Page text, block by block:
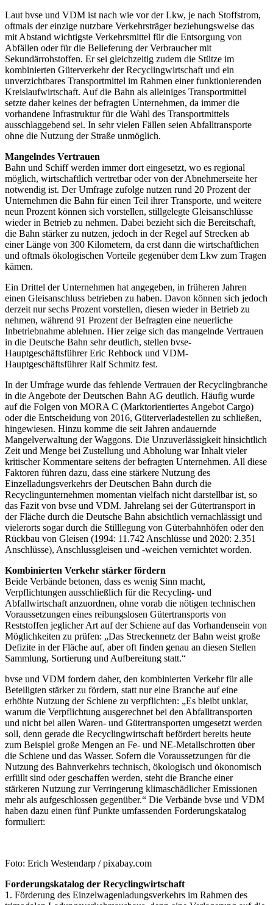
Laut bvse und VDM ist nach wie vor der Lkw, je nach Stoffstrom,
oftmals der einzige nutzbare Verkehrsträger beziehungsweise das
mit Abstand wichtigste Verkehrsmittel für die Entsorgung von
Abfällen oder für die Belieferung der Verbraucher mit
Sekundärrohstoffen. Er sei gleichzeitig zudem die Stütze im
kombinierten Güterverkehr der Recyclingwirtschaft und ein
unverzichtbares Transportmittel im Rahmen einer funktionierenden
Kreislaufwirtschaft. Auf die Bahn als alleiniges Transportmittel
setzte daher keines der befragten Unternehmen, da immer die
vorhandene Infrastruktur für die Wahl des Transportmittels
ausschlaggebend sei. In sehr vielen Fällen seien Abfalltransporte
ohne die Nutzung der Straße unmöglich.
Mangelndes Vertrauen
Bahn und Schiff werden immer dort eingesetzt, wo es regional
möglich, wirtschaftlich vertretbar oder von der Abnehmerseite her
notwendig ist. Der Umfrage zufolge nutzen rund 20 Prozent der
Unternehmen die Bahn für einen Teil ihrer Transporte, und weitere
neun Prozent können sich vorstellen, stillgelegte Gleisanschlüsse
wieder in Betrieb zu nehmen. Dabei bezieht sich die Bereitschaft,
die Bahn stärker zu nutzen, jedoch in der Regel auf Strecken ab
einer Länge von 300 Kilometern, da erst dann die wirtschaftlichen
und oftmals ökologischen Vorteile gegenüber dem Lkw zum Tragen
kämen.
Ein Drittel der Unternehmen hat angegeben, in früheren Jahren
einen Gleisanschluss betrieben zu haben. Davon können sich jedoch
derzeit nur sechs Prozent vorstellen, diesen wieder in Betrieb zu
nehmen, während 91 Prozent der Befragten eine neuerliche
Inbetriebnahme ablehnen. Hier zeige sich das mangelnde Vertrauen
in die Deutsche Bahn sehr deutlich, stellen bvse-
Hauptgeschäftsführer Eric Rehbock und VDM-
Hauptgeschäftsführer Ralf Schmitz fest.
In der Umfrage wurde das fehlende Vertrauen der Recyclingbranche
in die Angebote der Deutschen Bahn AG deutlich. Häufig wurde
auf die Folgen von MORA C (Marktorientiertes Angebot Cargo)
oder die Entscheidung von 2016, Güterverladestellen zu schließen,
hingewiesen. Hinzu komme die seit Jahren andauernde
Mangelverwaltung der Waggons. Die Unzuverlässigkeit hinsichtlich
Zeit und Menge bei Zustellung und Abholung war Inhalt vieler
kritischer Kommentare seitens der befragten Unternehmen. All diese
Faktoren führen dazu, dass eine stärkere Nutzung des
Einzelladungsverkehrs der Deutschen Bahn durch die
Recyclingunternehmen momentan vielfach nicht darstellbar ist, so
das Fazit von bvse und VDM. Jahrelang sei der Gütertransport in
der Fläche durch die Deutsche Bahn absichtlich vernachlässigt und
vielerorts sogar durch die Stilllegung von Güterbahnhöfen oder den
Rückbau von Gleisen (1994: 11.742 Anschlüsse und 2020: 2.351
Anschlüsse), Anschlussgleisen und -weichen vernichtet worden.
Kombinierten Verkehr stärker fördern
Beide Verbände betonen, dass es wenig Sinn macht,
Verpflichtungen ausschließlich für die Recycling- und
Abfallwirtschaft anzuordnen, ohne vorab die nötigen technischen
Voraussetzungen eines reibungslosen Gütertransports von
Reststoffen jeglicher Art auf der Schiene auf das Vorhandensein von
Möglichkeiten zu prüfen: „Das Streckennetz der Bahn weist große
Defizite in der Fläche auf, aber oft finden genau an diesen Stellen
Sammlung, Sortierung und Aufbereitung statt.“
bvse und VDM fordern daher, den kombinierten Verkehr für alle
Beteiligten stärker zu fördern, statt nur eine Branche auf eine
erhöhte Nutzung der Schiene zu verpflichten: „Es bleibt unklar,
warum die Verpflichtung ausgerechnet bei den Abfalltransporten
und nicht bei allen Waren- und Gütertransporten umgesetzt werden
soll, denn gerade die Recyclingwirtschaft befördert bereits heute
zum Beispiel große Mengen an Fe- und NE-Metallschrotten über
die Schiene und das Wasser. Sofern die Voraussetzungen für die
Nutzung des Bahnverkehrs technisch, ökologisch und ökonomisch
erfüllt sind oder geschaffen werden, steht die Branche einer
stärkeren Nutzung zur Verringerung klimaschädlicher Emissionen
mehr als aufgeschlossen gegenüber.“ Die Verbände bvse und VDM
haben dazu einen fünf Punkte umfassenden Forderungskatalog
formuliert:
Foto: Erich Westendarp / pixabay.com
Forderungskatalog der Recyclingwirtschaft
1. Förderung des Einzelwagenladungsverkehrs im Rahmen des